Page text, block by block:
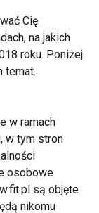
wszystko.
jakość
i osób
program,
do
Cię
na jakich
roku. Poniżej
temat.
w ramach
w tym stron
osobowe
są objęte
nikomu